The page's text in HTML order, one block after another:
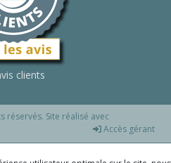
clients
réservés. Site réalisé avec
Accès gérant